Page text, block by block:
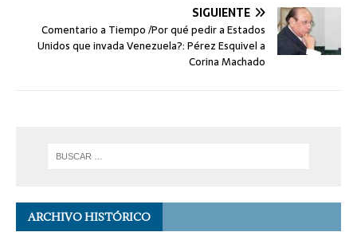
SIGUIENTE
Comentario a Tiempo /Por qué pedir a Estados
Unidos que invada Venezuela?: Pérez Esquivel a
Corina Machado
ARCHIVO HISTÓRICO